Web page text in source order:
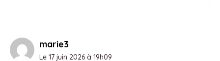
marie3
Le 17 juin 2026 à 19h09